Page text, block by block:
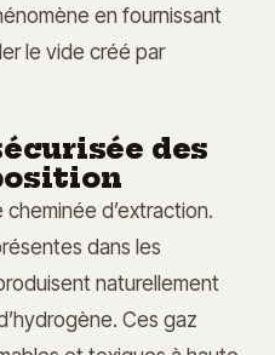
en fournissant
le vide créé par
des
d’extraction.
dans les
naturellement
Ces gaz